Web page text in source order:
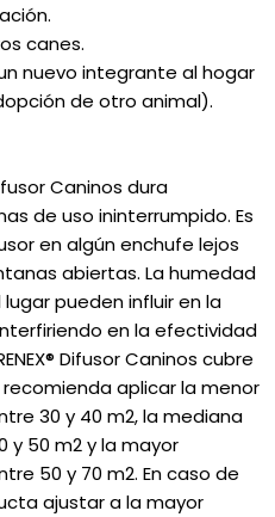
canes.
nuevo integrante al hogar
de otro animal).
Caninos dura
de uso ininterrumpido. Es
en algún enchufe lejos
abiertas. La humedad
pueden influir en la
en la efectividad
Difusor Caninos cubre
aplicar la menor
30 y 40 m2, la mediana
y 50 m2 y la mayor
50 y 70 m2. En caso de
ajustar a la mayor